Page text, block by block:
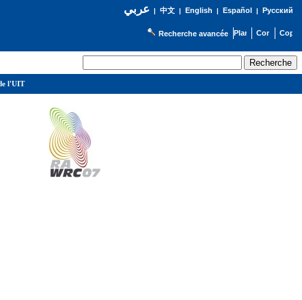
عربي| 中文| English | Español | Русский
Recherche avancée
l'UIT